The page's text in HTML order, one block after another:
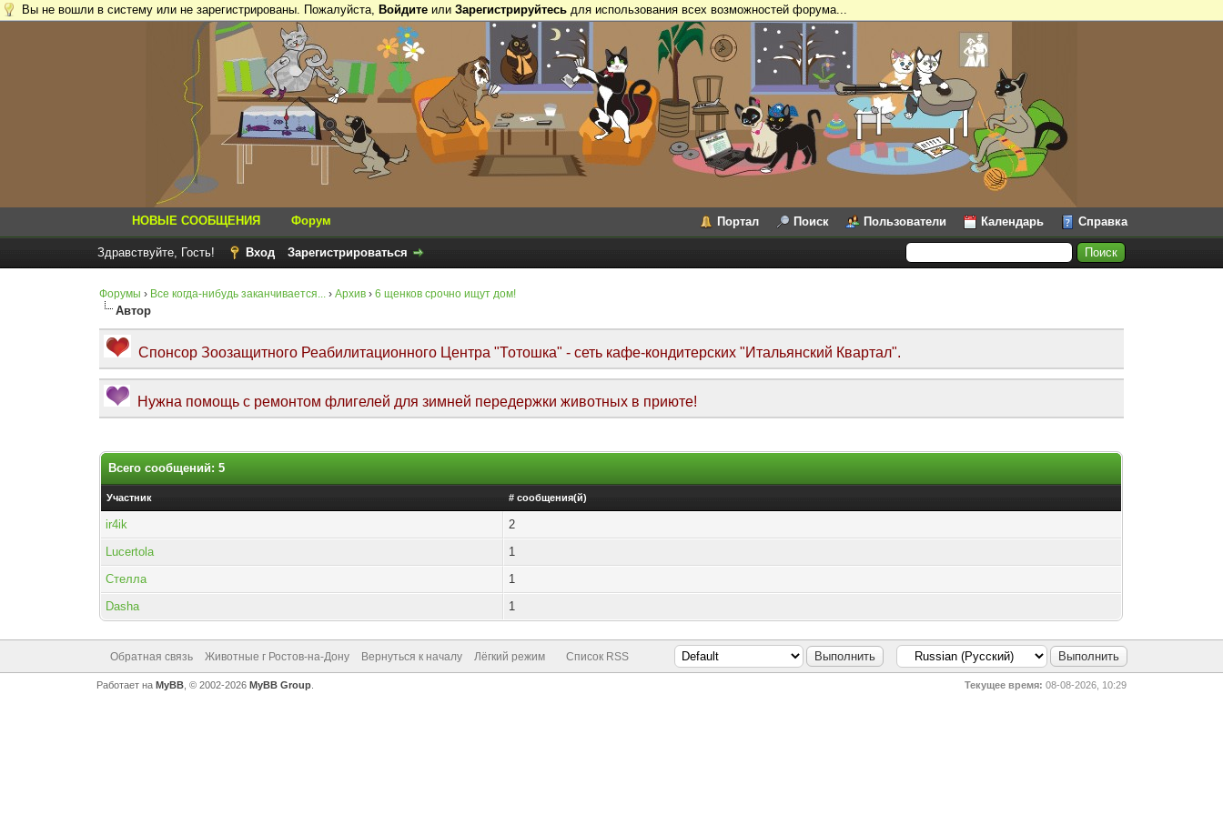
Вы не вошли в систему или не зарегистрированы. Пожалуйста, Войдите или Зарегистрируйтесь для использования всех возможностей форума...
НОВЫЕ СООБЩЕНИЯ Форум Портал Поиск Пользователи Календарь Справка
Здравствуйте, Гость! Вход Зарегистрироваться
Форумы › Все когда-нибудь заканчивается... ›Архив ›6 щенков срочно ищут дом!
Автор
Спонсор Зоозащитного Реабилитационного Центра "Тотошка" - сеть кафе-кондитерских "Итальянский Квартал".
Нужна помощь с ремонтом флигелей для зимней передержки животных в приюте!
Всего сообщений: 5
Участник # сообщения(й)
ir4ik
2
Lucertola
1
Стелла
1
Dasha
1
Обратная связь Животные г Ростов-на-Дону Вернуться к началу Лёгкий режим Список RSS
Текущее время: 08-08-2026, 10:29
Работает на MyBB, © 2002-2026 MyBB Group.